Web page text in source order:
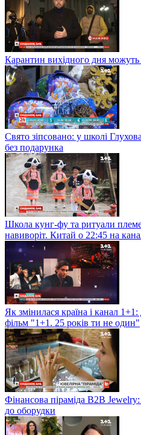
Карантин вихідного дня можуть
Свято зіпсовано: у школі
без подарунка
Школа кунг-фу та ритуали
навиворіт. Китай о 22:45 на
Як змінилася країна і канал
фільм "1+1. 25 років ти не один"
Фінансова піраміда B2B
до оборудки